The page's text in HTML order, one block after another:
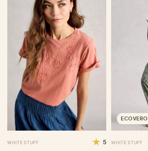
WHITE STUFF 5
ECOVERO
WHITE STUFF